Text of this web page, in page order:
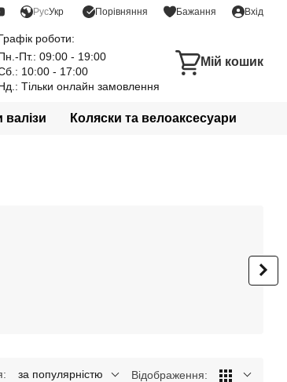
РусУкр Порівняння Бажання Вхід
роботи:
Пт.: 09:00 - 19:00
10:00 - 17:00
Тільки онлайн замовлення
Мій кошик
Коляски та велоаксесуари
за популярністю Відображення: